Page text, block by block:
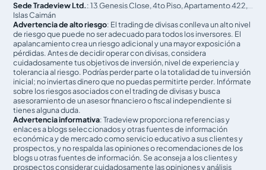
Sede Tradeview Ltd.: 13 Genesis Close, 4to Piso, Apartamento 422,
Islas Caimán
Advertencia de alto riesgo: El trading de divisas conlleva un alto nivel
de riesgo que puede no ser adecuado para todos los inversores. El
apalancamiento crea un riesgo adicional y una mayor exposición a
pérdidas. Antes de decidir operar con divisas, considera
cuidadosamente tus objetivos de inversión, nivel de experiencia y
tolerancia al riesgo. Podrías perder parte o la totalidad de tu inversión
inicial; no inviertas dinero que no puedas permitirte perder. Infórmate
sobre los riesgos asociados con el trading de divisas y busca
asesoramiento de un asesor financiero o fiscal independiente si
tienes alguna duda.
Advertencia informativa: Tradeview proporciona referencias y
enlaces a blogs seleccionados y otras fuentes de información
económica y de mercado como servicio educativo a sus clientes y
prospectos, y no respalda las opiniones o recomendaciones de los
blogs u otras fuentes de información. Se aconseja a los clientes y
prospectos considerar cuidadosamente las opiniones y análisis